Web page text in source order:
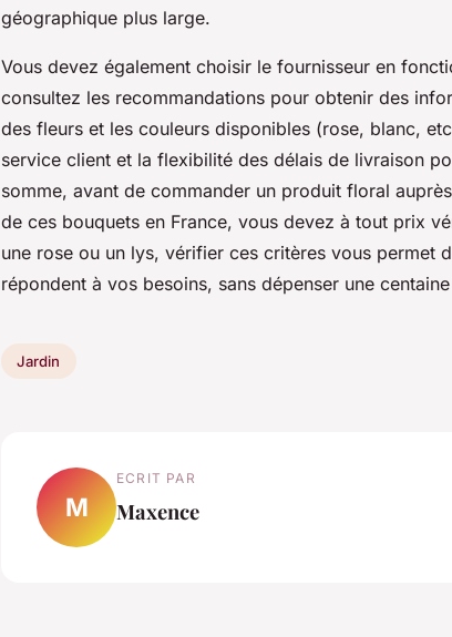
géographique plus large.
Vous devez également choisir le fournisseur en
consultez les recommandations pour obtenir des
des fleurs et les couleurs disponibles (rose, blanc,
service client et la flexibilité des délais de livraison
somme, avant de commander un produit floral
de ces bouquets en France, vous devez à tout prix
une rose ou un lys, vérifier ces critères vous permet
répondent à vos besoins, sans dépenser une centaine
Jardin
M
ECRIT PAR
Maxence